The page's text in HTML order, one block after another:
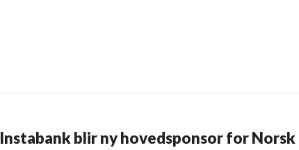
Instabank blir ny hovedsponsor for Norsk